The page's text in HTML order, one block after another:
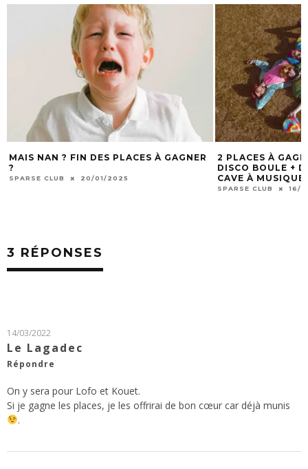
MAIS NAN ? FIN DES PLACES À GAGNER
?
SPARSE CLUB 20/01/2025
2 PLACES À
DISCO BOULE +
CAVE À
SPARSE CLUB 16/
3 RÉPONSES
14/03/2022
Le Lagadec
Répondre
On y sera pour Lofo et Kouet.
Si je gagne les places, je les offrirai de bon cœur car déjà munis
.